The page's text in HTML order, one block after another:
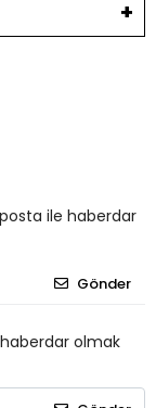
ile haberdar
Gönder
olmak